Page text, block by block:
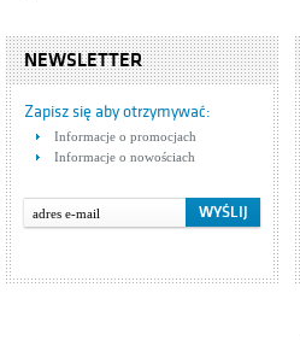
NEWSLETTER
Zapisz się aby otrzymywać:
Informacje o promocjach
Informacje o nowościach